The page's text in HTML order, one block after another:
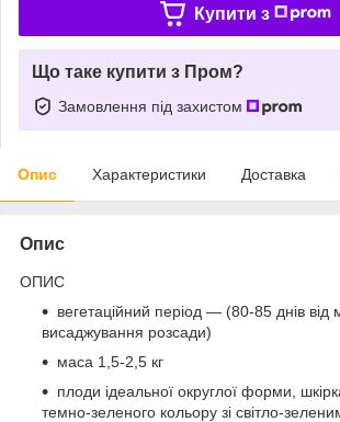
Купити з
Що таке купити з Пром?
Замовлення під захистом
Опис Характеристики Доставка
Опис
ОПИС
вегетаційний період — (80-85 днів від
висаджування розсади)
маса 1,5-2,5 кг
плоди ідеальної округлої форми,
темно-зеленого кольору зі світло-